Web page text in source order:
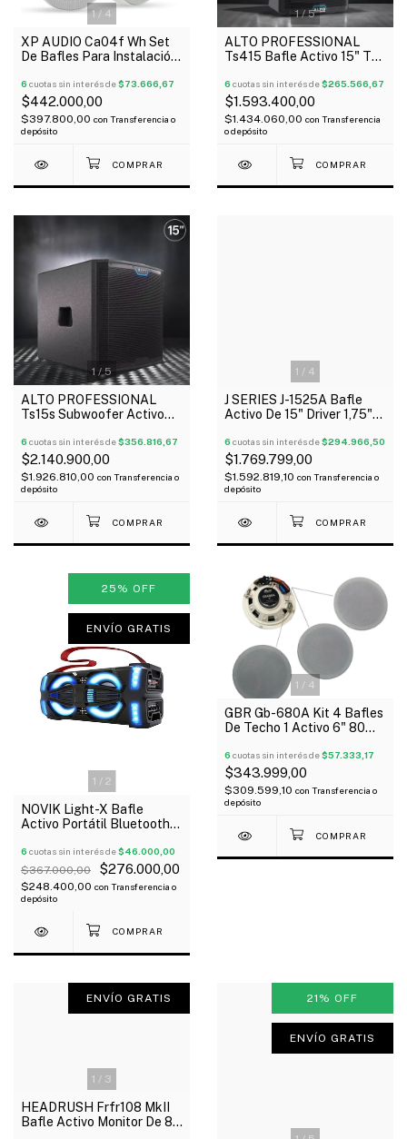
1 / 4
XP AUDIO Ca04f Wh Set
De Bafles Para Instalación
6 cuotas sin interés de$73.666,67
$442.000,00
$397.800,00 con Transferencia o
depósito
1/5
ALTO PROFESSIONAL
Ts415 Bafle Activo 15" Ts4
Bluetooth
6 cuotas sin interés de$265.566,67
$1.593.400,00
$1.434.060,00 con Transferencia
o depósito
1 /5
ALTO PROFESSIONAL
Ts15s Subwoofer Activo
6 cuotas sin interés de$356.816,67
$2.140.900,00
$1.926.810,00 con Transferencia o
depósito
1 / 4
J SERIES J-1525A Bafle
Activo De 15" Driver 1,75"
6 cuotas sin interés de$294.966,50
$1.769.799,00
$1.592.819,10 con Transferencia o
depósito
1 / 2
25 % OFF
ENVÍO GRATIS
NOVIK Light-X Bafle
Activo Portátil Bluetooth
Oferta!
6 cuotas sin interés de$46.000,00
$367.000,00 $276.000,00
$248.400,00 con Transferencia o
depósito
1 / 4
GBR Gb-680A Kit 4 Bafles
De Techo 1 Activo 6" 80W
6 cuotas sin interés de$57.333,17
$343.999,00
$309.599,10 con Transferencia o
depósito
1 / 3
ENVÍO GRATIS
HEADRUSH Frfr108 MkII
Bafle Activo Monitor De 8"
21 % OFF
ENVÍO GRATIS